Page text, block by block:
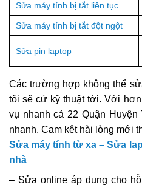
Sửa máy tính bị tắt liên tục
Sửa máy tính bị tắt đột ngột
Sửa pin laptop
Các trường hợp không thể
tôi sẽ cử kỹ thuật tới. Với
vụ nhanh cả 22 Quận
nhanh. Cam kêt hài lòng mới
Sửa máy tính từ xa – Sửa
nhà
– Sửa online áp dụng cho